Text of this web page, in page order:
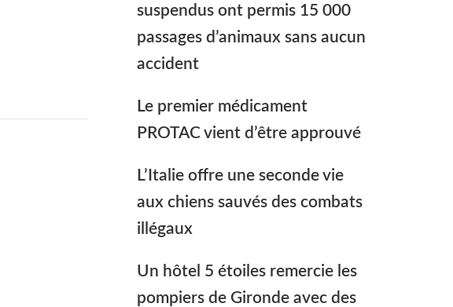
suspendus ont permis 15 000
passages d’animaux sans aucun
accident
Le premier médicament
PROTAC vient d’être approuvé
L’Italie offre une seconde vie
aux chiens sauvés des combats
illégaux
Un hôtel 5 étoiles remercie les
pompiers de Gironde avec des